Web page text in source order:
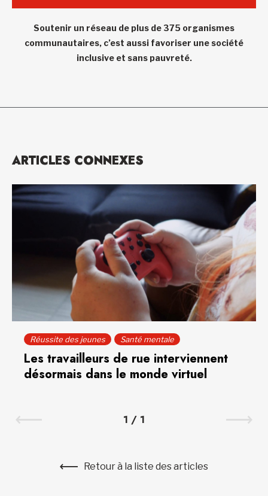
Soutenir un réseau de plus de 375 organismes
communautaires, c’est aussi favoriser une société
inclusive et sans pauvreté.
ARTICLES CONNEXES
Réussite des jeunes Santé mentale
Les travailleurs de rue interviennent
désormais dans le monde virtuel
1 / 1
Retour à la liste des articles